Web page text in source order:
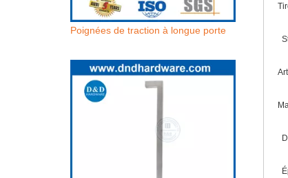
Poignées de traction à longue porte